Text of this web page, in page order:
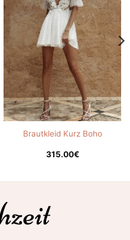
Brautkleid Kurz Boho
315.00€